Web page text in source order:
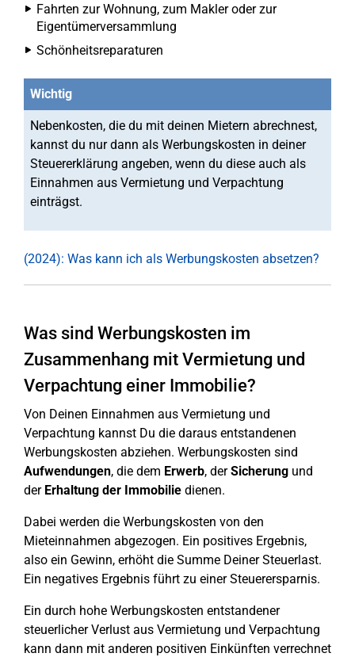
Fahrten zur Wohnung, zum Makler oder zur
Eigentümerversammlung
Schönheitsreparaturen
Wichtig
Nebenkosten, die du mit deinen Mietern abrechnest,
kannst du nur dann als Werbungskosten in deiner
Steuererklärung angeben, wenn du diese auch als
Einnahmen aus Vermietung und Verpachtung
einträgst.
(2024): Was kann ich als Werbungskosten absetzen?
Was sind Werbungskosten im
Zusammenhang mit Vermietung und
Verpachtung einer Immobilie?
Von Deinen Einnahmen aus Vermietung und
Verpachtung kannst Du die daraus entstandenen
Werbungskosten abziehen. Werbungskosten sind
Aufwendungen, die dem Erwerb, derSicherung und
der Erhaltung der Immobilie dienen.
Dabei werden die Werbungskosten von den
Mieteinnahmen abgezogen. Ein positives Ergebnis,
also ein Gewinn, erhöht die Summe Deiner Steuerlast.
Ein negatives Ergebnis führt zu einer Steuerersparnis.
Ein durch hohe Werbungskosten entstandener
steuerlicher Verlust aus Vermietung und Verpachtung
kann dann mit anderen positiven Einkünften verrechnet